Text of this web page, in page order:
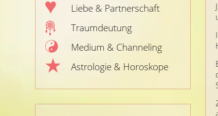
Liebe & Partnerschaft
Traumdeutung
Medium & Channeling
Astrologie & Horoskope